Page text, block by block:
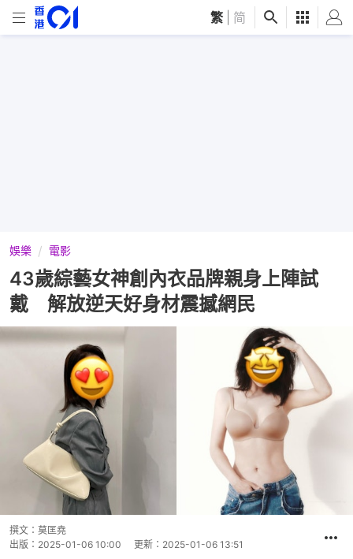
繁 简
娛樂 電影
43歲綜藝女神創內衣品牌親身上陣試
戴 解放逆天好身材震撼網民
撰文： 莫匡堯
出版： 2025-01-06 10:00 更新： 2025-01-06 13:51